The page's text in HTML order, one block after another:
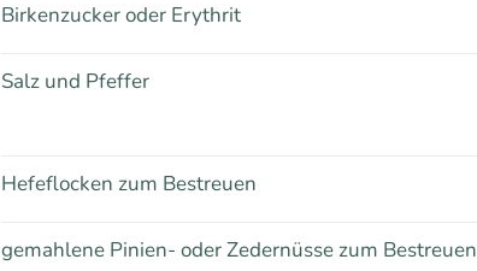
Birkenzucker oder Erythrit
Salz und Pfeffer
Hefeflocken zum Bestreuen
gemahlene Pinien- oder Zedernüsse zum Bestreuen